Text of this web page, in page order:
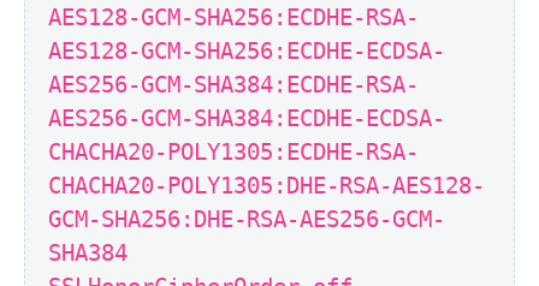
AES128-GCM-SHA256:ECDHE-RSA-
AES128-GCM-SHA256:ECDHE-ECDSA-
AES256-GCM-SHA384:ECDHE-RSA-
AES256-GCM-SHA384:ECDHE-ECDSA-
CHACHA20-POLY1305:ECDHE-RSA-
CHACHA20-POLY1305:DHE-RSA-AES128-
GCM-SHA256:DHE-RSA-AES256-GCM-
SHA384